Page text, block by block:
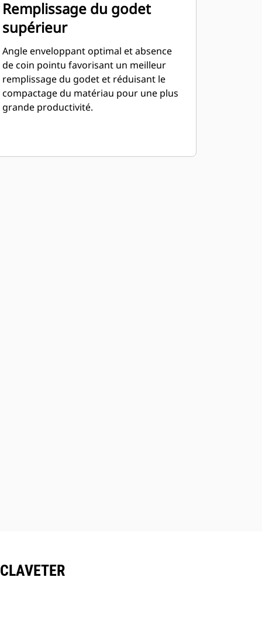
Remplissage du godet
supérieur
Angle enveloppant optimal et absence
de coin pointu favorisant un meilleur
remplissage du godet et réduisant le
compactage du matériau pour une plus
grande productivité.